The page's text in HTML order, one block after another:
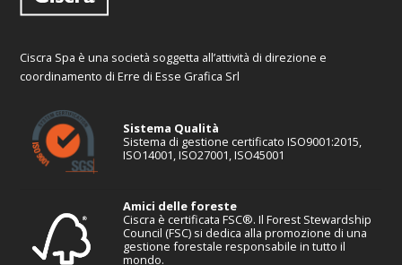
Ciscra Spa è una società soggetta all’attività di direzione e
coordinamento di Erre di Esse Grafica Srl
Sistema Qualità
Sistema di gestione certificato ISO9001:2015,
ISO14001, ISO27001, ISO45001
Amici delle foreste
Ciscra è certificata FSC®. Il Forest Stewardship
Council (FSC) si dedica alla promozione di una
gestione forestale responsabile in tutto il
mondo.